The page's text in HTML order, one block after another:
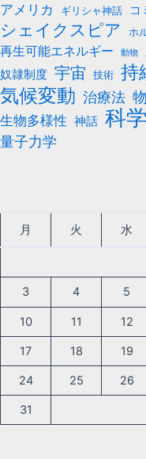
アメリカ ギリシャ神話 コ
シェイクスピア ホ
再生可能エネルギー
動物
奴隷制度 宇宙 技術 持
気候変動 治療法
生物多様性 神話 科学
量子力学
月 火 水
3 4 5
10 11 12
17 18 19
24 25 26
31